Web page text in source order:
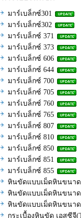
มาร์เบล็กซ์301
มาร์เบล็กซ์302
มาร์เบล็กซ์ 371
มาร์เบล็กซ์ 373
มาร์เบล็กซ์ 606
มาร์เบล็กซ์ 644
มาร์เบล็กซ์ 700
มาร์เบล็กซ์ 705
มาร์เบล็กซ์ 760
มาร์เบล็กซ์ 765
มาร์เบล็กซ์ 807
มาร์เบล็กซ์ 810
มาร์เบล็กซ์ 850
มาร์เบล็กซ์ 851
มาร์เบล็กซ์ 855
หินขัดแบบเม็ดหินขนาด
หินขัดแบบเม็ดหินขนาด
หินขัดแบบเม็ดหินขนา
กระเบื้องหินขัด เอสซีจี